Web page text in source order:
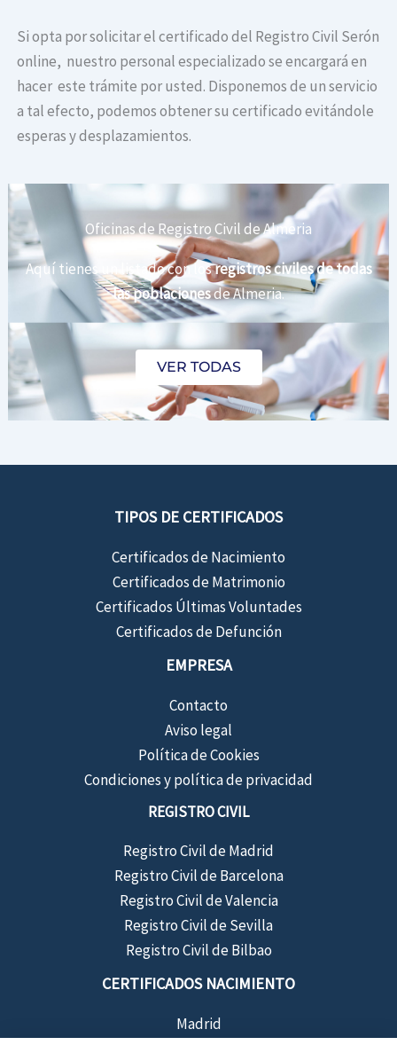
Si opta por solicitar el certificado del Registro Civil Serón
online, nuestro personal especializado se encargará en
hacer este trámite por usted. Disponemos de un servicio
a tal efecto, podemos obtener su certificado evitándole
esperas y desplazamientos.
Oficinas de Registro Civil de Almeria
Aquí tienes un listado con losregistros civiles de todas
las poblacionesde Almeria.
VER TODAS
TIPOS DE CERTIFICADOS
Certificados de Nacimiento
Certificados de Matrimonio
Certificados Últimas Voluntades
Certificados de Defunción
EMPRESA
Contacto
Aviso legal
Política de Cookies
Condiciones y política de privacidad
REGISTRO CIVIL
Registro Civil de Madrid
Registro Civil de Barcelona
Registro Civil de Valencia
Registro Civil de Sevilla
Registro Civil de Bilbao
CERTIFICADOS NACIMIENTO
Madrid